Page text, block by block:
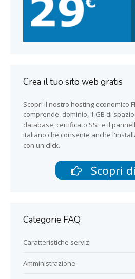
Crea il tuo sito web gratis
Scopri il nostro hosting economico
comprende: dominio, 1 GB di
database, certificato SSL e il
italiano che consente anche
con un click.
Scopri
Categorie FAQ
Caratteristiche servizi
Amministrazione